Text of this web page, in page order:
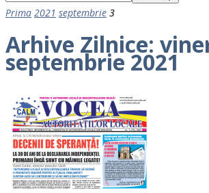
Prima 2021 septembrie 3
Arhive Zilnice:
septembrie 2021